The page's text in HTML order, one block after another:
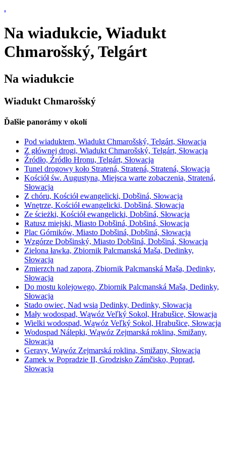
.
Na wiadukcie, Wiadukt
Chmarošský, Telgárt
Na wiadukcie
Wiadukt Chmarošský
Ďalšie panorámy v okolí
Pod wiaduktem, Wiadukt Chmarošský, Telgárt, Słowacja
Z głównej drogi, Wiadukt Chmarošský, Telgárt, Słowacja
Źródło, Źródło Hronu, Telgárt, Słowacja
Tunel drogowy koło Stratená, Stratená, Stratená, Słowacja
Kościół św. Augustyna, Miejsca warte zobaczenia, Stratená,
Słowacja
Z chóru, Kościół ewangelicki, Dobšiná, Słowacja
Wnętrze, Kościół ewangelicki, Dobšiná, Słowacja
Ze ścieżki, Kościół ewangelicki, Dobšiná, Słowacja
Ratusz miejski, Miasto Dobšiná, Dobšiná, Słowacja
Plac Górników, Miasto Dobšiná, Dobšiná, Słowacja
Wzgórze Dobšinský, Miasto Dobšiná, Dobšiná, Słowacja
Zielona ławka, Zbiornik Palcmanská Maša, Dedinky,
Słowacja
Zmierzch nad zaporą, Zbiornik Palcmanská Maša, Dedinky,
Słowacja
Do mostu kolejowego, Zbiornik Palcmanská Maša, Dedinky,
Słowacja
Stado owiec, Nad wsią Dedinky, Dedinky, Słowacja
Mały wodospad, Wąwóz Veľký Sokol, Hrabušice, Słowacja
Wielki wodospad, Wąwóz Veľký Sokol, Hrabušice, Słowacja
Wodospad Nálepki, Wąwóz Zejmarská roklina, Smižany,
Słowacja
Geravy, Wąwóz Zejmarská roklina, Smižany, Słowacja
Zamek w Popradzie II, Grodzisko Zámčisko, Poprad,
Słowacja